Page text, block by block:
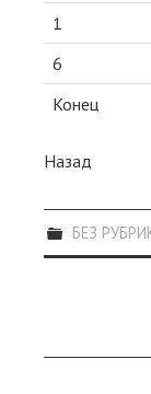
1
6
Конец
Назад
БЕЗ